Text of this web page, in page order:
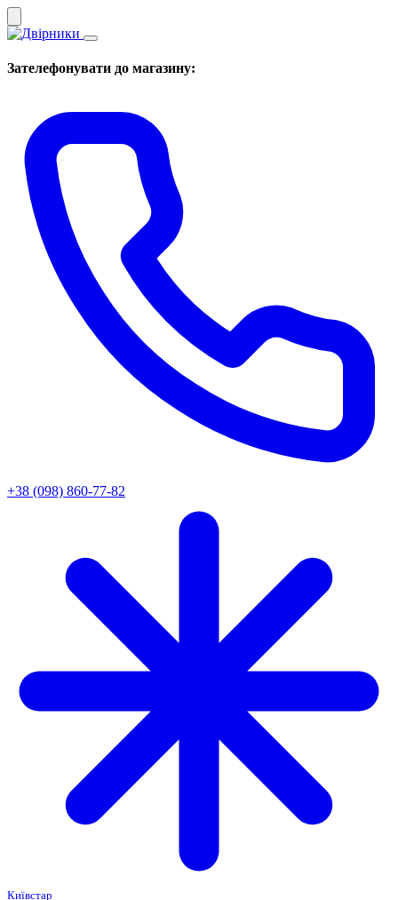
Зателефонувати до магазину:
+38 (098) 860-77-82
Київстар